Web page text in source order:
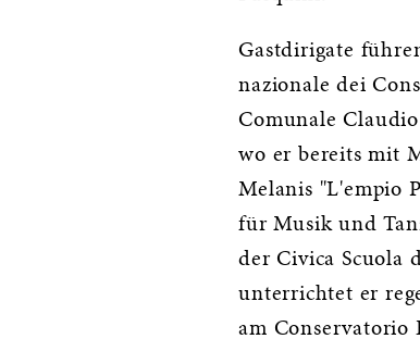
Gastdirigate
nazionale dei
Comunale
wo er bereits mit
Melanis "L'empio
für Musik und
der Civica Scuola
unterrichtet er
am Conservatorio